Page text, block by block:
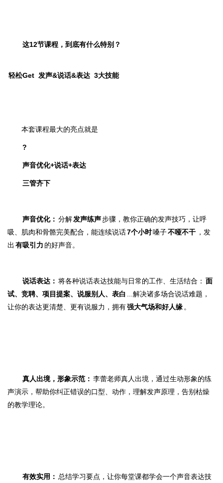
这12节课程，到底有什么特别？
轻松Get 发声&说话&表达 3大技能
本套课程最大的亮点就是
?
声音优化+说话+表达
三管齐下
声音优化： 分解发声练声步骤， 教你正确的发声技巧， 让呼
吸、肌肉和骨骼完美配合，能连续说话7个小时嗓子不哑不干 ，发
出 有吸引力 的好声音。
说话表达： 将各种说话表达技能与日常的工作、生活结合： 面
试、竞聘、项目提案、说服别人、表白
解决诸多场合说话难题 ，
让你的表达更清楚、更有说服力， 拥有强大气场和好人缘 。
真人出境，形象示范： 李蕾老师真人出境，通过生动形象的练
声演示，帮助你纠正错误的口型、动作，理解发声原理，告别枯燥
的教学理论。
有效实用： 总结学习要点，让你每堂课都学会一个声音表达技